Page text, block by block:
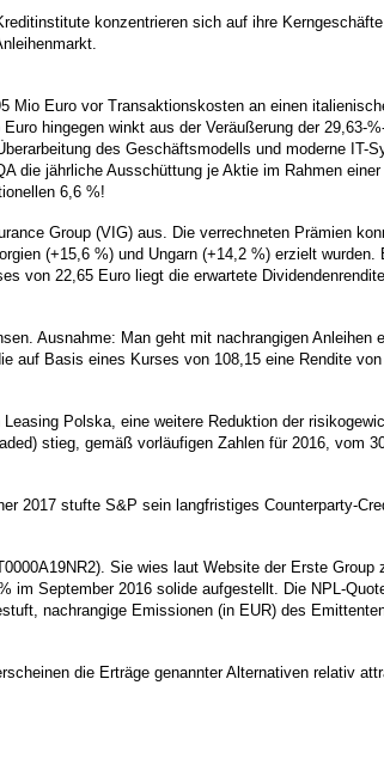
konzentrieren sich auf ihre
Euro vor Transaktionskosten an einen
hingegen winkt aus der Veräußerung der
des Geschäftsmodells und moderne
die jährliche Ausschüttung je Aktie im Rahmen
6,6 %!
Group (VIG) aus. Die verrechneten Prämien
(+15,6 %) und Ungarn (+14,2 %) erzielt
von 22,65 Euro liegt die erwartete
Ausnahme: Man geht mit nachrangigen
auf Basis eines Kurses von 108,15 eine Rendite
Polska, eine weitere Reduktion der
stieg, gemäß vorläufigen Zahlen für 2016, vom
2017 stufte S&P sein langfristiges Counterparty-
Sie wies laut Website der Erste
September 2016 solide aufgestellt. Die NPL-
nachrangige Emissionen (in EUR) des
die Erträge genannter Alternativen relativ